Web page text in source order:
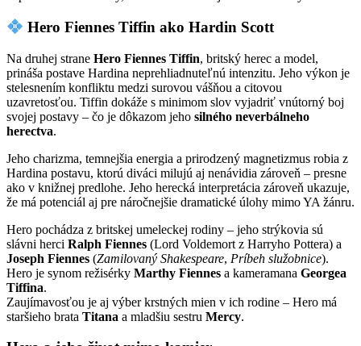
Hero Fiennes Tiffin ako Hardin Scott
Na druhej strane Hero Fiennes Tiffin, britský herec a model,
prináša postave Hardina neprehliadnuteľnú intenzitu. Jeho výkon je
stelesnením konfliktu medzi surovou vášňou a citovou
uzavretosťou. Tiffin dokáže s minimom slov vyjadriť vnútorný boj
svojej postavy – čo je dôkazom jeho silného neverbálneho
herectva.
Jeho charizma, temnejšia energia a prirodzený magnetizmus robia z
Hardina postavu, ktorú diváci milujú aj nenávidia zároveň – presne
ako v knižnej predlohe. Jeho herecká interpretácia zároveň ukazuje,
že má potenciál aj pre náročnejšie dramatické úlohy mimo YA žánru.
Hero pochádza z britskej umeleckej rodiny – jeho strýkovia sú
slávni herci Ralph Fiennes (Lord Voldemort z Harryho Pottera) a
Joseph Fiennes (Zamilovaný Shakespeare, Príbeh služobnice).
Hero je synom režisérky Marthy Fiennes a kameramana Georgea
Tiffina.
Zaujímavosťou je aj výber krstných mien v ich rodine – Hero má
staršieho brata Titana a mladšiu sestru Mercy.